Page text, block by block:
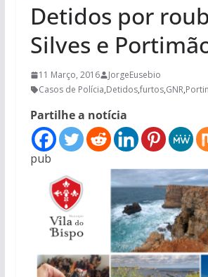
Detidos por
Silves e
11 Março, 2016
JorgeEusebio
Casos de Polícia,Detidos,furtos,GNR,
Partilhe a notícia
pub